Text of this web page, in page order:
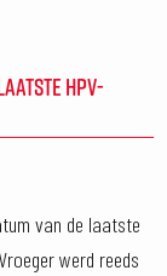
HPV-
van de laatste
werd reeds